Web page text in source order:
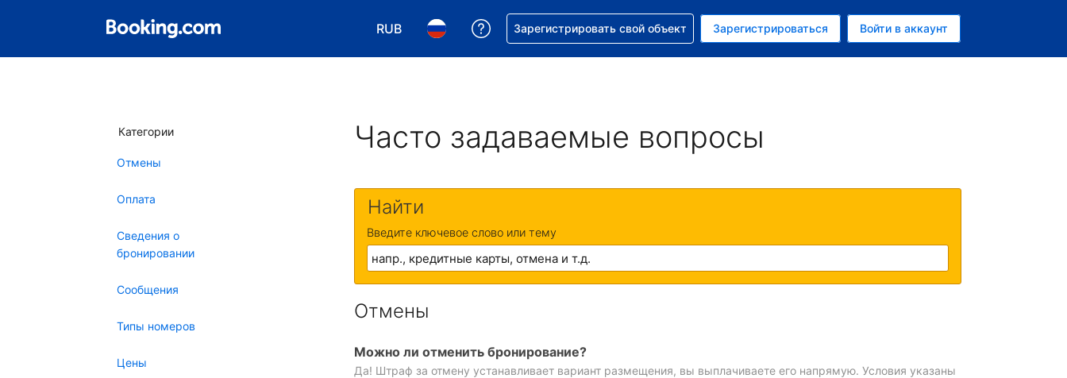
RUB
Выберите валюту. Текущая валюта — Российский рубль
Выберите язык. Текущий язык — На русском
Получите помощь с бронированием
Зарегистрировать свой объект Зарегистрироваться Войти в аккаунт
Категории
Отмены
Оплата
Сведения о
бронировании
Сообщения
Типы номеров
Цены
Часто задаваемые вопросы
Найти
Введите ключевое слово или тему
Отмены
Можно ли отменить бронирование?
Да! Штраф за отмену устанавливает вариант размещения, вы выплачиваете его напрямую. Условия указаны